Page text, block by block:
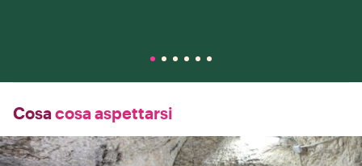
Cosa cosa aspettarsi